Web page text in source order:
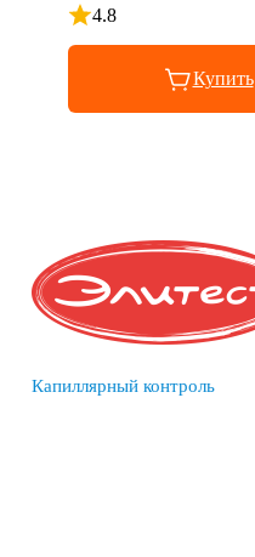
4.8
Рейтинг 4.8 из 5
Купить
Капиллярный контроль